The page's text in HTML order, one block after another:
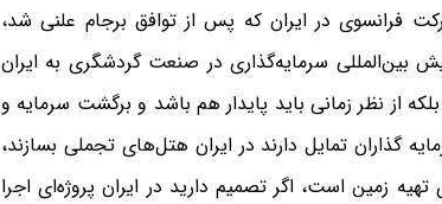
فرانسوی در ایران که پس از توافق برجام علنی شد،
بین‌المللی سرمایه‌گذاری در صنعت گردشگری به ایران
از نظر زمانی باید پایدار هم باشد و برگشت سرمایه و
تمایل دارند در ایران هتل‌های تجملی بسازند،
زمین است، اگر تصمیم دارید در ایران پروژه‌ای اجرا